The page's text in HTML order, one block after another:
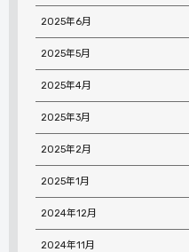
2025年6月
2025年5月
2025年4月
2025年3月
2025年2月
2025年1月
2024年12月
2024年11月